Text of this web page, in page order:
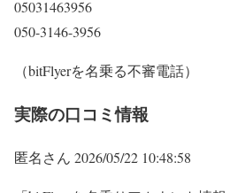
05031463956
050-3146-3956
（bitFlyerを名乗る不審電話）
実際の口コミ情報
匿名さん 2026/05/22 10:48:58